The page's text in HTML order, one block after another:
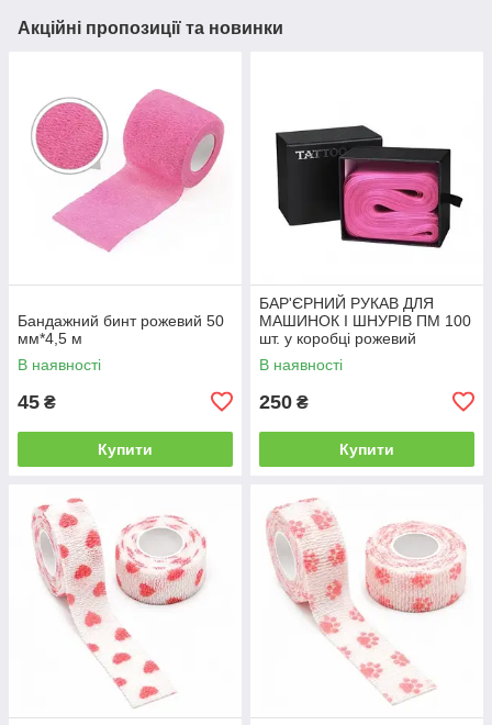
Акційні пропозиції та новинки
Бандажний бинт рожевий 50
мм*4,5 м
В наявності
45 ₴
Купити
БАР'ЄРНИЙ РУКАВ ДЛЯ
МАШИНОК І ШНУРІВ ПМ 100
шт. у коробці рожевий
В наявності
250 ₴
Купити